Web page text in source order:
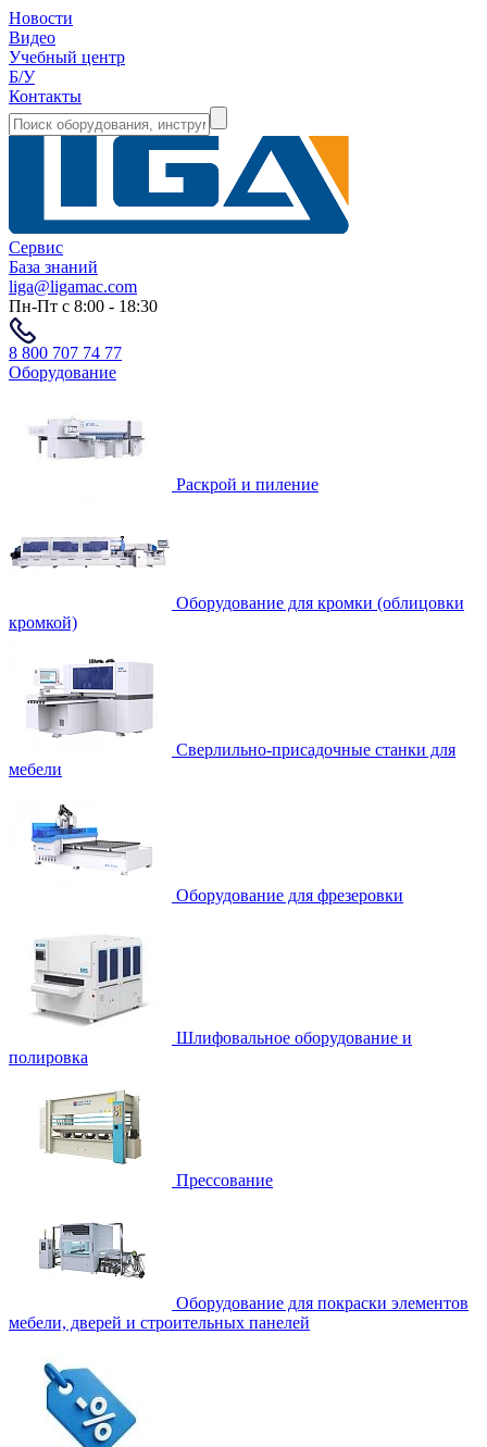
Новости
Видео
Учебный центр
Б/У
Контакты
Сервис
База знаний
liga@ligamac.com
Пн-Пт с 8:00 - 18:30
8 800 707 74 77
Оборудование
Раскрой и пиление
Оборудование для кромки (облицовки
кромкой)
Сверлильно-присадочные станки для
мебели
Оборудование для фрезеровки
Шлифовальное оборудование и
полировка
Прессование
Оборудование для покраски элементов
мебели, дверей и строительных панелей